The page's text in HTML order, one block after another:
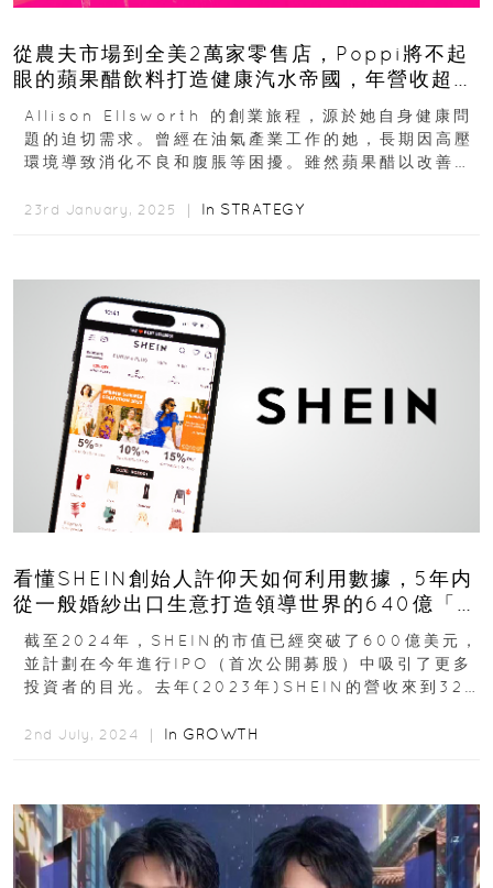
從農夫市場到全美2萬家零售店，Poppi將不起
眼的蘋果醋飲料打造健康汽水帝國，年營收超過
Allison Ellsworth 的創業旅程，源於她自身健康問
題的迫切需求。曾經在油氣產業工作的她，長期因高壓
環境導致消化不良和腹脹等困擾。雖然蘋果醋以改善腸
23rd January, 2025 ｜ In STRATEGY
看懂SHEIN創始人許仰天如何利用數據，5年内
從一般婚紗出口生意打造領導世界的640億「特
快時尚」王國
截至2024年，SHEIN的市值已經突破了600億美元，
並計劃在今年進行IPO（首次公開募股）中吸引了更多
投資者的目光。去年(2023年)SHEIN的營收來到325
2nd July, 2024 ｜ In GROWTH